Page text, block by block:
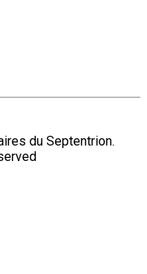
du Septentrion.